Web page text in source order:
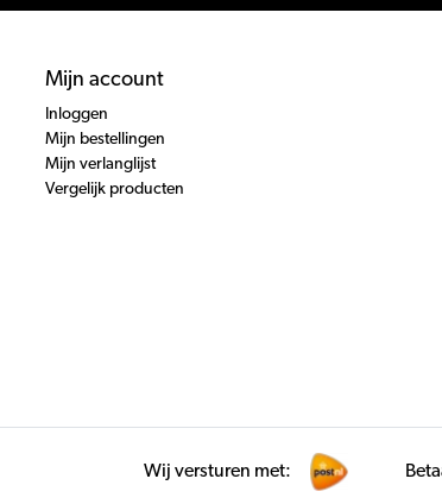
Mijn account
Inloggen
Mijn bestellingen
Mijn verlanglijst
Vergelijk producten
Wij versturen met: